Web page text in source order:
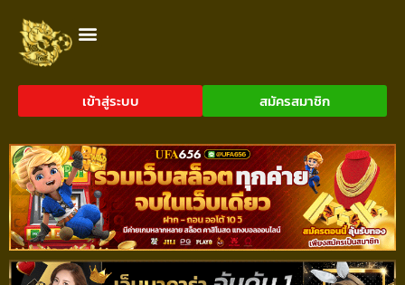
เข้าสู่ระบบ สมัครสมาชิก